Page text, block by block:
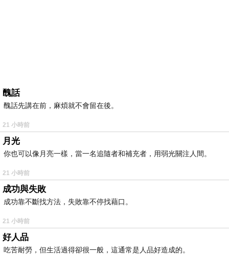
醜話
醜話先講在前，麻煩就不會留在後。
21 小時前
月光
你也可以像月亮一樣，當一名追隨者和補充者，用弱光關注人間。
21 小時前
成功與失敗
成功靠不斷找方法，失敗靠不停找藉口。
21 小時前
好人品
吃苦耐勞，但生活過得卻很一般，這通常是人品好造成的。